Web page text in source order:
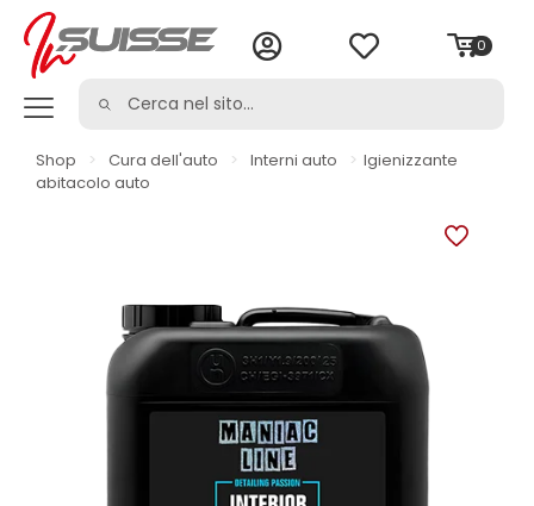
0
Shop > Cura dell'auto > Interni auto > Igienizzante
abitacolo auto